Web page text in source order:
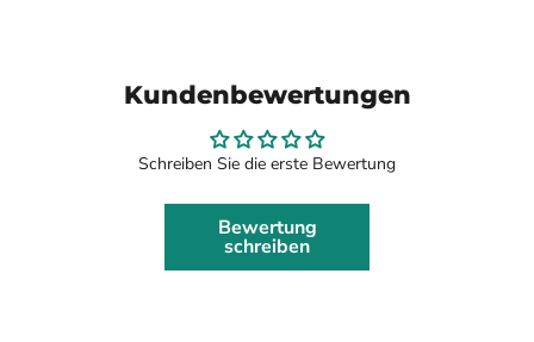
Kundenbewertungen
Schreiben Sie die erste Bewertung
Bewertung
schreiben